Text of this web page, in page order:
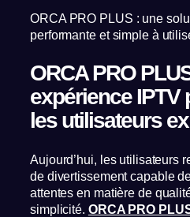
ORCA PRO PLUS : une
performante et simple à
ORCA PRO
expérience IPTV
les utilisateurs
Aujourd’hui, les utilisateurs
de divertissement capable
attentes en matière de
simplicité. ORCA PRO